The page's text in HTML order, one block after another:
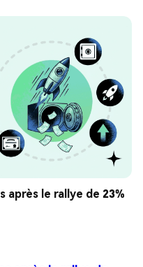
après le rallye de 23%